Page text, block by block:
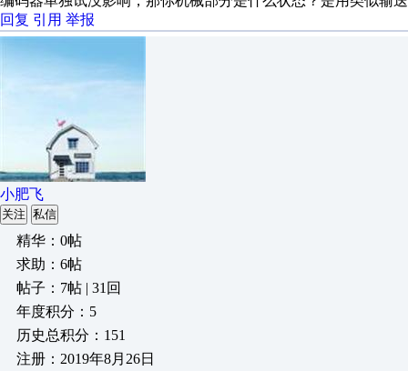
回复 引用 举报
小肥飞
关注 私信
精华：0帖
求助：6帖
帖子：7帖 | 31回
年度积分：5
历史总积分：151
注册：2019年8月26日